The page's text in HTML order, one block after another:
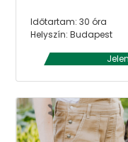
Időtartam: 30 óra
Helyszín: Budapest